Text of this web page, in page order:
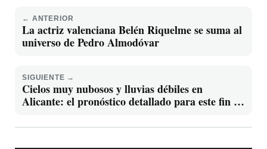
← ANTERIOR
La actriz valenciana Belén Riquelme se suma al
universo de Pedro Almodóvar
SIGUIENTE →
Cielos muy nubosos y lluvias débiles en
Alicante: el pronóstico detallado para este fin de